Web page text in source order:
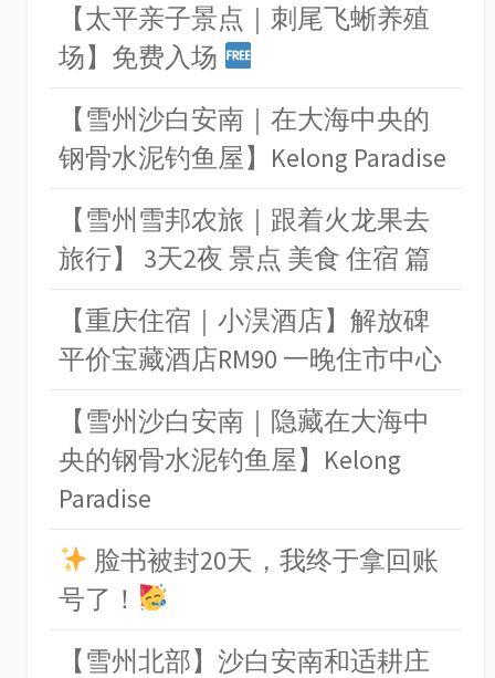
【太平亲子景点｜刺尾飞蜥养殖
场】免费入场
【雪州沙白安南｜在大海中央的
钢骨水泥钓鱼屋】Kelong Paradise
【雪州雪邦农旅｜跟着火龙果去
旅行】 3天2夜 景点 美食 住宿 篇
【重庆住宿｜小淏酒店】解放碑
平价宝藏酒店RM90 一晚住市中心
【雪州沙白安南｜隐藏在大海中
央的钢骨水泥钓鱼屋】Kelong
Paradise
脸书被封20天，我终于拿回账
号了！
【雪州北部】沙白安南和适耕庄